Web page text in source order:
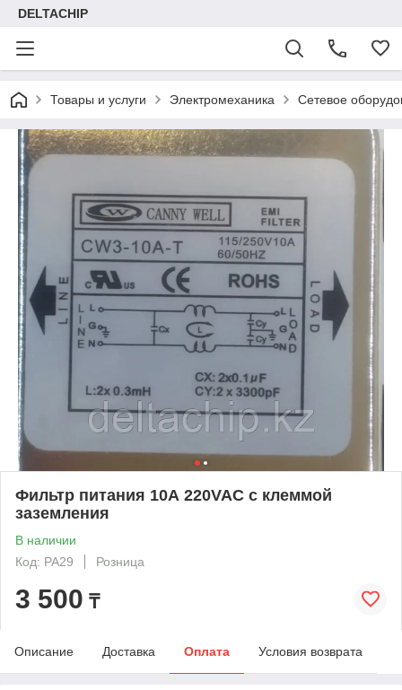
DELTACHIP
Товары и услуги Электромеханика Сетевое
Фильтр питания 10А 220VAC с клеммой
заземления
В наличии
Код: PA29
Розница
3 500 ₸
Описание Доставка Оплата Условия возврата